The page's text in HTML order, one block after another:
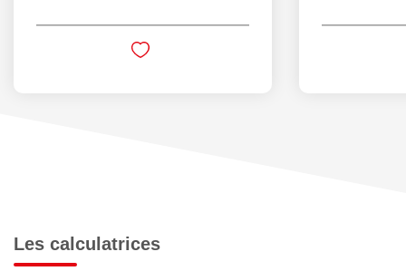
Les calculatrices